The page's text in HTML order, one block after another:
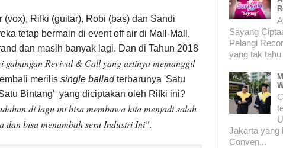
(vox), Rifki (guitar), Robi (bas) dan Sandi
tetap bermain di event off air di Mall-Mall,
dan masih banyak lagi. Dan di Tahun 2018
gabungan Revival & Call yang artinya memanggil
merilis single ballad terbarunya 'Satu
Bintang' yang diciptakan oleh Rifki ini?
di lagu ini bisa membawa kita menjadi salah
dan bisa menambah seru Industri Ini".
Sayang
Pelangi
yang tak
Jakarta yang
Conven...